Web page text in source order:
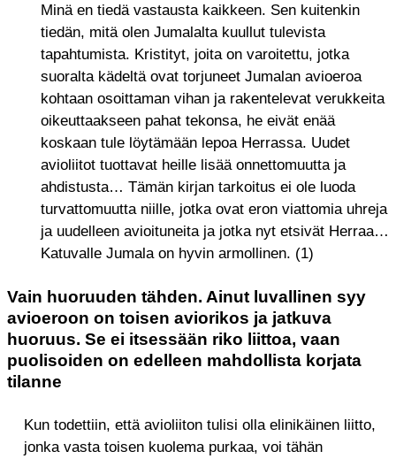
Minä en tiedä vastausta kaikkeen. Sen kuitenkin
tiedän, mitä olen Jumalalta kuullut tulevista
tapahtumista. Kristityt, joita on varoitettu, jotka
suoralta kädeltä ovat torjuneet Jumalan avioeroa
kohtaan osoittaman vihan ja rakentelevat verukkeita
oikeuttaakseen pahat tekonsa, he eivät enää
koskaan tule löytämään lepoa Herrassa. Uudet
avioliitot tuottavat heille lisää onnettomuutta ja
ahdistusta… Tämän kirjan tarkoitus ei ole luoda
turvattomuutta niille, jotka ovat eron viattomia uhreja
ja uudelleen avioituneita ja jotka nyt etsivät Herraa…
Katuvalle Jumala on hyvin armollinen. (1)
Vain huoruuden tähden. Ainut luvallinen syy
avioeroon on toisen aviorikos ja jatkuva
huoruus. Se ei itsessään riko liittoa, vaan
puolisoiden on edelleen mahdollista korjata
tilanne
Kun todettiin, että avioliiton tulisi olla elinikäinen liitto,
jonka vasta toisen kuolema purkaa, voi tähän